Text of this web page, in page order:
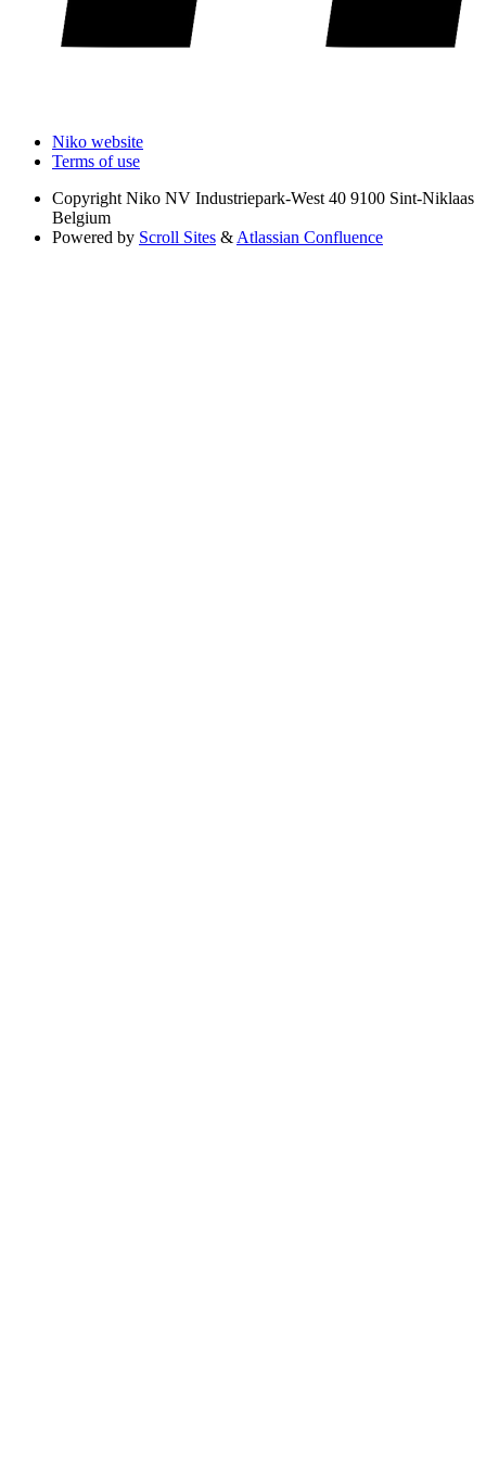
Niko website
Terms of use
Copyright Niko NV Industriepark-West 40 9100 Sint-Niklaas
Belgium
Powered by Scroll Sites &Atlassian Confluence